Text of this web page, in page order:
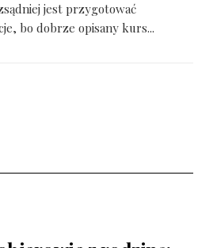
jest przygotować
bo dobrze opisany kurs...